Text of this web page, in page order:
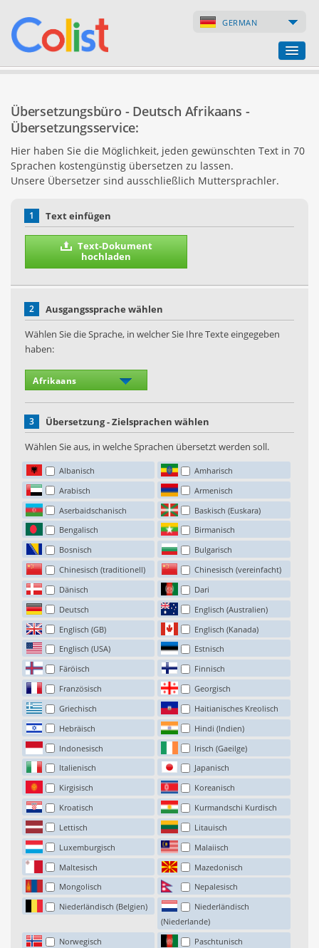
GERMAN
Firmenverzeichnis
Webseiten
Internet-Shops
Übersetzungsbüro - Deutsch Afrikaans -
Übersetzungsservice:
Hier haben Sie die Möglichkeit, jeden gewünschten Text in 70
Sprachen kostengünstig übersetzen zu lassen.
Unsere Übersetzer sind ausschließlich Muttersprachler.
1 Text einfügen
Text-Dokument
hochladen
2
Ausgangssprache wählen
Wählen Sie die Sprache, in welcher Sie Ihre Texte eingegeben
haben:
3
Übersetzung - Zielsprachen wählen
Wählen Sie aus, in welche Sprachen übersetzt werden soll.
Albanisch
Amharisch
Arabisch
Armenisch
Aserbaidschanisch
Baskisch (Euskara)
Bengalisch
Birmanisch
Bosnisch
Bulgarisch
Chinesisch (traditionell)
Chinesisch (vereinfacht)
Dänisch
Dari
Deutsch
Englisch (Australien)
Englisch (GB)
Englisch (Kanada)
Englisch (USA)
Estnisch
Färöisch
Finnisch
Französisch
Georgisch
Griechisch
Haitianisches Kreolisch
Hebräisch
Hindi (Indien)
Indonesisch
Irisch (Gaeilge)
Italienisch
Japanisch
Kirgisisch
Koreanisch
Kroatisch
Kurmandschi Kurdisch
Lettisch
Litauisch
Luxemburgisch
Malaiisch
Maltesisch
Mazedonisch
Mongolisch
Nepalesisch
Niederländisch (Belgien)
Niederländisch
(Niederlande)
Norwegisch
Paschtunisch